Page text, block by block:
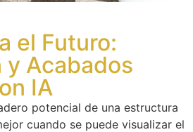
el Futuro:
Acabados
IA
potencial de una estructura
cuando se puede visualizar el